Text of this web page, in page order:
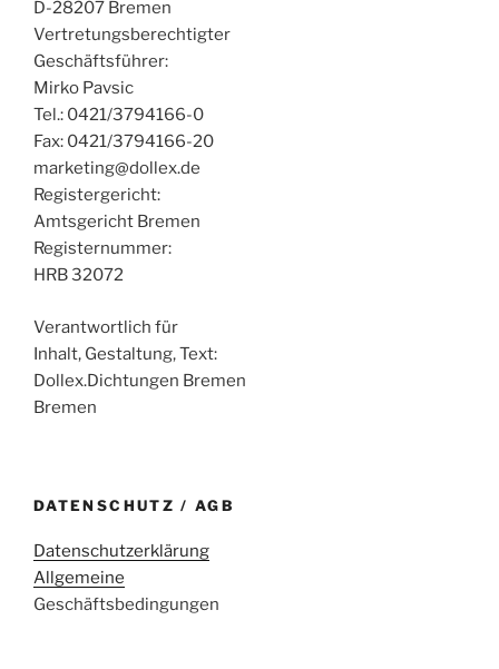
D-28207 Bremen
Vertretungsberechtigter
Geschäftsführer:
Mirko Pavsic
Tel.: 0421/3794166-0
Fax: 0421/3794166-20
marketing@dollex.de
Registergericht:
Amtsgericht Bremen
Registernummer:
HRB 32072
Verantwortlich für
Inhalt, Gestaltung, Text:
Dollex.Dichtungen Bremen
Bremen
DATENSCHUTZ / AGB
Datenschutzerklärung
Allgemeine
Geschäftsbedingungen